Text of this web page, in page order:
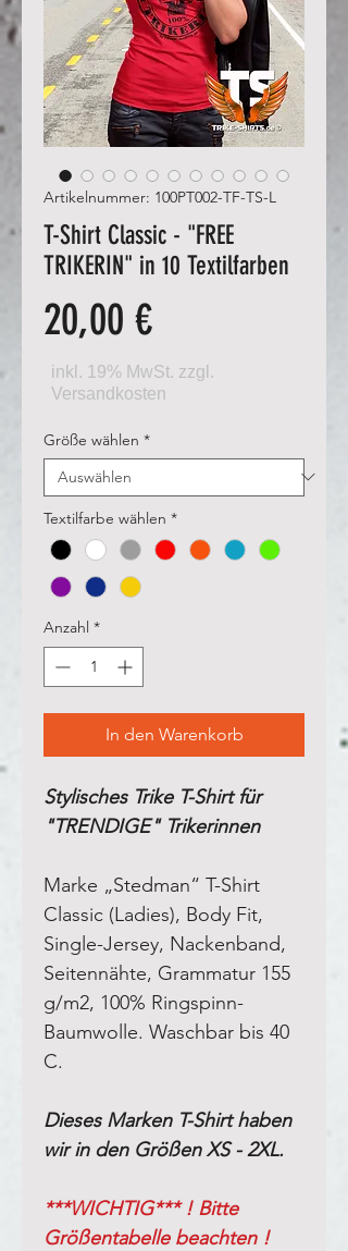
Artikelnummer: 100PT002-TF-TS-L
T-Shirt Classic - "FREE
TRIKERIN" in 10 Textilfarben
20,00 €Preis
Größe wählen *
Textilfarbe wählen *
Anzahl *
In den Warenkorb
Stylisches Trike T-Shirt für
"TRENDIGE" Trikerinnen
Marke „Stedman“ T-Shirt
Classic (Ladies), Body Fit,
Single-Jersey, Nackenband,
Seitennähte, Grammatur 155
g/m2, 100% Ringspinn-
Baumwolle. Waschbar bis 40
C.
Dieses Marken T-Shirt haben
wir in den Größen XS - 2XL.
***WICHTIG*** ! Bitte
Größentabelle beachten !